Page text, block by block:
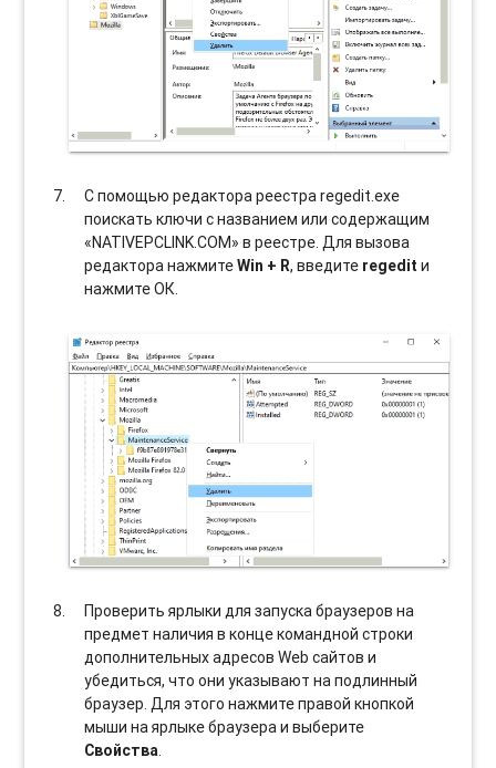
С помощью редактора реестра regedit.exe
поискать ключи с названием или содержащим
«NATIVEPCLINK.COM» в реестре. Для вызова
редактора нажмитеWin + R, введите regedit и
нажмите ОК.
Проверить ярлыки для запуска браузеров на
предмет наличия в конце командной строки
дополнительных адресов Web сайтов и
убедиться, что они указывают на подлинный
браузер. Для этого нажмите правой кнопкой
мыши на ярлыке браузера и выберите
Свойства.